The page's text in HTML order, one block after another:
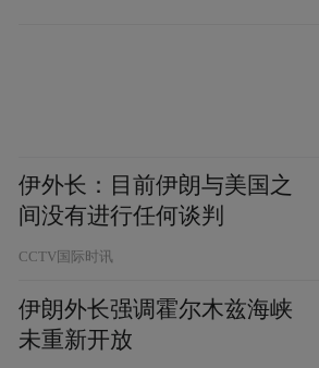
伊外长：目前伊朗与美国之
间没有进行任何谈判
CCTV国际时讯
伊朗外长强调霍尔木兹海峡
未重新开放